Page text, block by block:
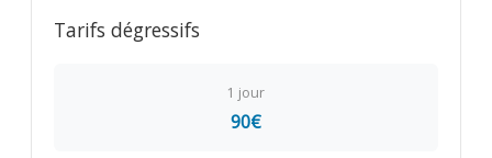
Tarifs dégressifs
1 jour
90€